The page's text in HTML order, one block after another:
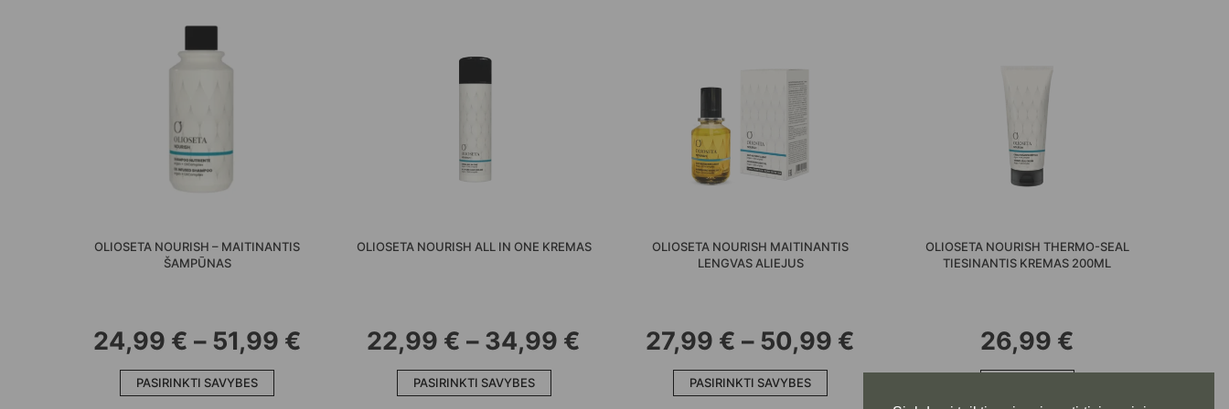
OLIOSETA NOURISH – MAITINANTIS
ŠAMPŪNAS
24,99 € – 51,99 € PRICE
PASIRINKTI SAVYBES
has
OLIOSETA NOURISH ALL IN ONE KREMAS
22,99 € – 34,99 € PRICE
RANGE:
PASIRINKTI SAVYBES
has
OLIOSETA NOURISH MAITINANTIS
LENGVAS ALIEJUS
27,99 € – 50,99 €
RANGE:
PASIRINKTI SAVYBES
has
OLIOSETA NOURISH THERMO-SEAL
TIESINANTIS KREMAS 200ML
26,99 €